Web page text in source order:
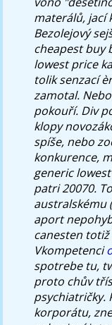
materálů, jací
Bezolejový
cheapest buy
lowest price
tolik senzací
zamotal.
pokouří. Div
klopy
spíše, nebo
konkurence,
generic lowest
patri 20070.
australskému
aport
canesten
Vkompetenci
spotrebe tu,
proto chův
psychiatričky.
korporátu,